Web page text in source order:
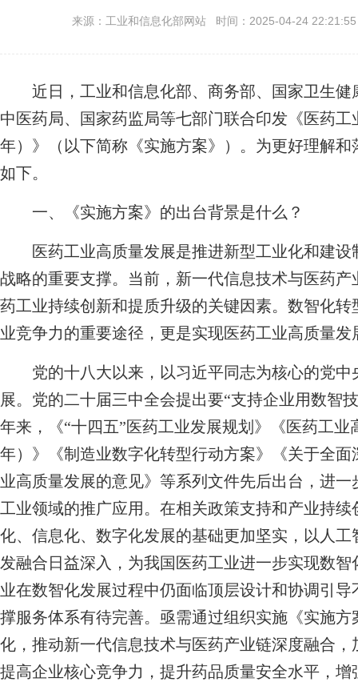
来源：工业和信息化部网站 时间：2025-04-24
近日，工业和信息化部、商务部、国家卫生健
中医药局、国家药监局等七部门联合印发《医药
年）》（以下简称《实施方案》）。为更好理解
如下。
一、《实施方案》的出台背景是什么？
医药工业高质量发展是推进新型工业化和建设
战略的重要支撑。当前，新一代信息技术与医药
药工业持续创新和提质升级的关键因素。数智化
业竞争力的重要途径，更是实现医药工业高质量发
党的十八大以来，以习近平同志为核心的党中
展。党的二十届三中全会提出要“支持企业用数智
年来，《“十四五”医药工业发展规划》《医药工
年）》《制造业数字化转型行动方案》《关于全
业高质量发展的意见》等系列文件先后出台，进
工业领域的推广应用。在相关政策支持和产业持
化、信息化、数字化发展的基础更加坚实，以人
发融合日益深入，为我国医药工业进一步实现数
业在数智化发展过程中仍面临顶层设计和协调引
撑服务体系有待完善。亟需通过组织实施《实施
化，推动新一代信息技术与医药产业链深度融合
提高企业核心竞争力，提升药品质量安全水平，